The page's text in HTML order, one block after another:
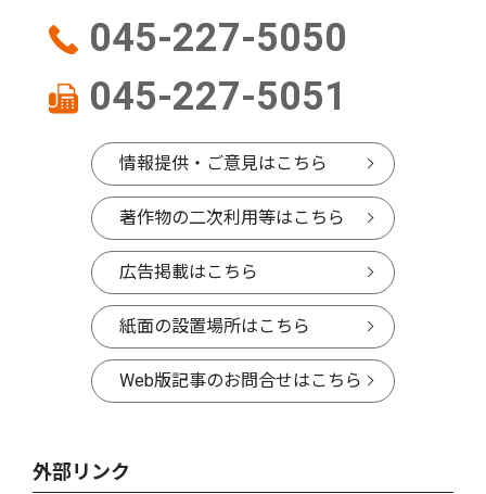
045-227-5050
045-227-5051
情報提供・ご意見はこちら
著作物の二次利用等はこちら
広告掲載はこちら
紙面の設置場所はこちら
Web版記事のお問合せはこちら
外部リンク